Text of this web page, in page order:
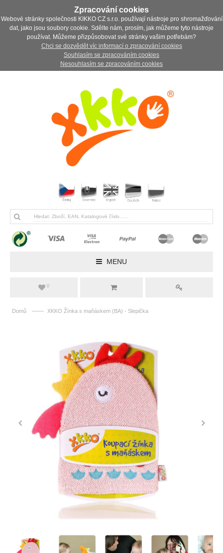
Zpracování cookies
Webové stránky společnosti KIKKO CZ s.r.o. používají nástroje pro shromažďování
dat, jako jsou soubory cookie. Sdělte nám, prosím, jak můžeme tyto nástroje
používat. Můžeme přizpůsobovat své stránky vašim potřebám?
Chci se dozvědět víc informací o zpracování cookies
Souhlasím se zpracováním cookies
Nesouhlasím se zpracováním cookies
MENU
0
Domů —— XKKO Žínka s maňáskem (BA) - Slepička